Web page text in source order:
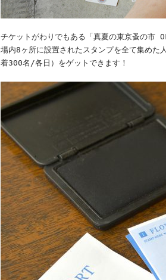
チケットがわりでもある「真夏の東京蚤の市
場内8ヶ所に設置されたスタンプを全て集め
着300名/各日）をゲットできます！